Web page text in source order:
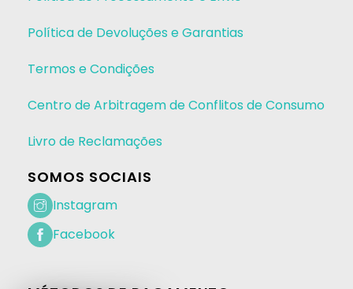
Política de Devoluções e Garantias
Termos e Condições
Centro de Arbitragem de Conflitos de Consumo
Livro de Reclamações
SOMOS SOCIAIS
Instagram
Facebook